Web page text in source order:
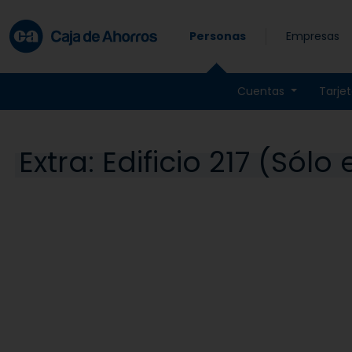
Personas
Cuentas
Empresas
Extra: Edificio 217